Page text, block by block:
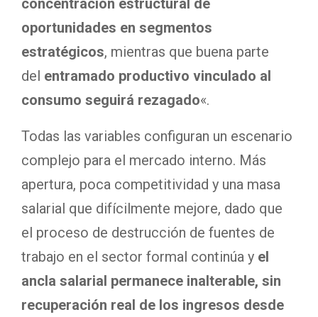
concentración estructural de
oportunidades en segmentos
estratégicos, mientras que buena parte
del entramado productivo vinculado al
consumo seguirá rezagado«.
Todas las variables configuran un escenario
complejo para el mercado interno. Más
apertura, poca competitividad y una masa
salarial que difícilmente mejore, dado que
el proceso de destrucción de fuentes de
trabajo en el sector formal continúa y el
ancla salarial permanece inalterable, sin
recuperación real de los ingresos desde